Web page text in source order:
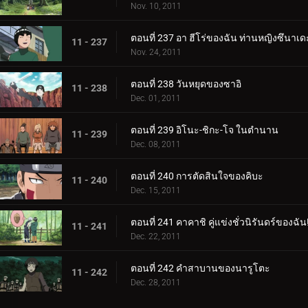
Nov. 10, 2011
11 - 237 ตอนที่ 237 อา ฮีโร่ของฉัน ท่านหญิงซึนาเด
Nov. 24, 2011
11 - 238 ตอนที่ 238 วันหยุดของซาอิ
Dec. 01, 2011
11 - 239 ตอนที่ 239 อิโนะ-ชิกะ-โจ ​​ในตำนาน
Dec. 08, 2011
11 - 240 ตอนที่ 240 การตัดสินใจของคิบะ
Dec. 15, 2011
11 - 241 ตอนที่ 241 คาคาชิ คู่แข่งชั่วนิรันดร์ของฉัน
Dec. 22, 2011
11 - 242 ตอนที่ 242 คำสาบานของนารูโตะ
Dec. 28, 2011